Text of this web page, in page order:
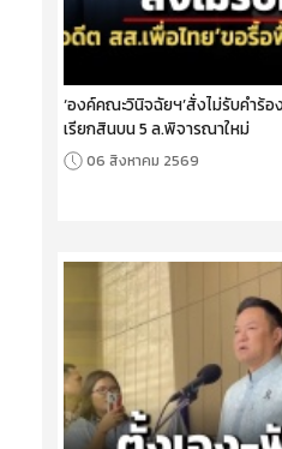
‘องค์คณะวินิจฉัยฯ’สั่งไม่รับคำร้
เรียกสินบน 5 ล.พิจารณาใหม่
06 สิงหาคม 2569